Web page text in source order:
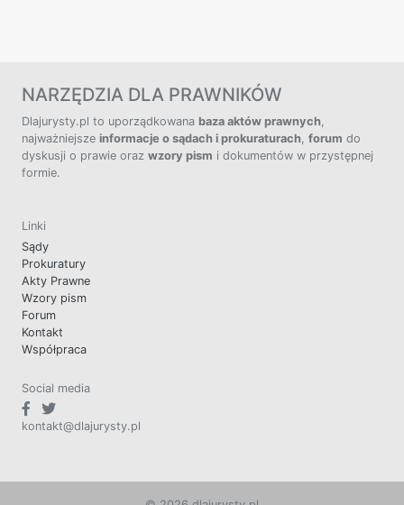
NARZĘDZIA DLA PRAWNIKÓW
Dlajurysty.pl to uporządkowana baza aktów prawnych,
najważniejsze informacje o sądach i prokuraturach, forum do
dyskusji o prawie oraz wzory pism i dokumentów w przystępnej
formie.
Linki
Sądy
Prokuratury
Akty Prawne
Wzory pism
Forum
Kontakt
Współpraca
Social media
kontakt@dlajurysty.pl